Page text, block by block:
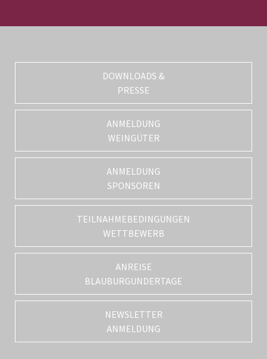
DOWNLOADS &
PRESSE
ANMELDUNG
WEINGÜTER
ANMELDUNG
SPONSOREN
TEILNAHMEBEDINGUNGEN
WETTBEWERB
ANREISE
BLAUBURGUNDERTAGE
NEWSLETTER
ANMELDUNG